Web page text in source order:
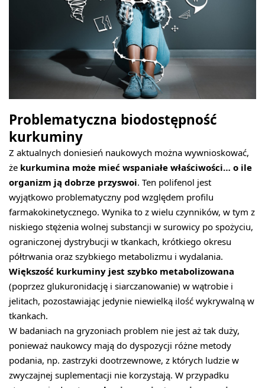
Problematyczna biodostępność
kurkuminy
Z aktualnych doniesień naukowych można wywnioskować,
że kurkumina może mieć wspaniałe właściwości… o ile
organizm ją dobrze przyswoi. Ten polifenol jest
wyjątkowo problematyczny pod względem profilu
farmakokinetycznego. Wynika to z wielu czynników, w tym z
niskiego stężenia wolnej substancji w surowicy po spożyciu,
ograniczonej dystrybucji w tkankach, krótkiego okresu
półtrwania oraz szybkiego metabolizmu i wydalania.
Większość kurkuminy jest szybko metabolizowana
(poprzez glukuronidację i siarczanowanie) w wątrobie i
jelitach, pozostawiając jedynie niewielką ilość wykrywalną w
tkankach.
W badaniach na gryzoniach problem nie jest aż tak duży,
ponieważ naukowcy mają do dyspozycji różne metody
podania, np. zastrzyki dootrzewnowe, z których ludzie w
zwyczajnej suplementacji nie korzystają. W przypadku